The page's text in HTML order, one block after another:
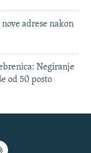
adrese nakon
Negiranje
od 50 posto